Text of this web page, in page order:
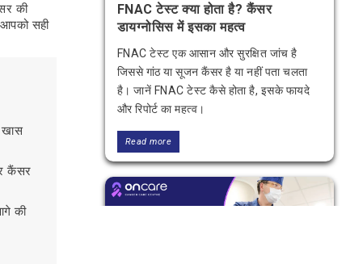
की
सही
खास
कैंसर
की
FNAC टेस्ट क्या होता है? कैंसर
डायग्नोसिस में इसका महत्व
FNAC टेस्ट एक आसान और सुरक्षित जांच है
जिससे गांठ या सूजन कैंसर है या नहीं पता चलता
है। जानें FNAC टेस्ट कैसे होता है, इसके फायदे
और रिपोर्ट का महत्व।
Read more